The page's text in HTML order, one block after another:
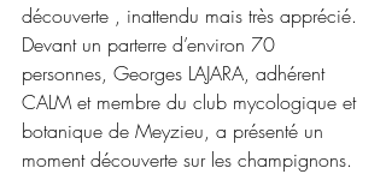
découverte , inattendu mais très apprécié.
Devant un parterre d’environ 70
personnes, Georges LAJARA, adhérent
CALM et membre du club mycologique et
botanique de Meyzieu, a présenté un
moment découverte sur les champignons.